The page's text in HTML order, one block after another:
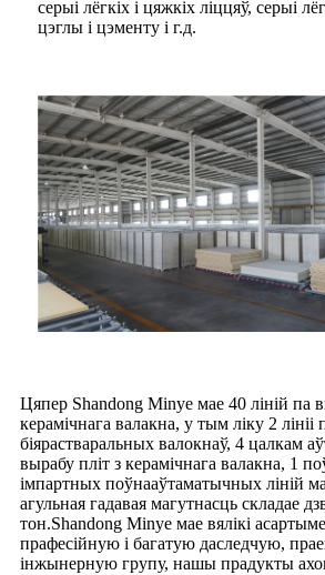
серыі лёгкіх і цяжкіх ліццяў, серыі
цэглы і цэменту і г.д.
Цяпер Shandong Minye мае 40 ліній па
керамічнага валакна, у тым ліку 2 лініі
біярастваральных валокнаў, 4 цалкам
вырабу пліт з керамічнага валакна, 1
імпартных поўнааўтаматычных ліній
агульная гадавая магутнасць складае
тон.Shandong Minye мае вялікі
прафесійную і багатую даследчую,
інжынерную групу, нашы прадукты